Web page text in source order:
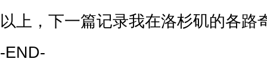
以上，下一篇记录我在洛杉矶的各路
-END-